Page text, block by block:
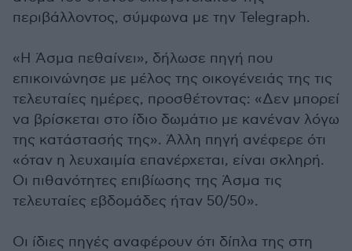
περιβάλλοντος, σύμφωνα με την Telegraph.
«Η Άσμα πεθαίνει», δήλωσε πηγή που
επικοινώνησε με μέλος της οικογένειάς της τις
τελευταίες ημέρες, προσθέτοντας: «Δεν μπορεί
να βρίσκεται στο ίδιο δωμάτιο με κανέναν λόγω
της κατάστασής της». Άλλη πηγή ανέφερε ότι
«όταν η λευχαιμία επανέρχεται, είναι σκληρή.
Οι πιθανότητες επιβίωσης της Άσμα τις
τελευταίες εβδομάδες ήταν 50/50».
Οι ίδιες πηγές αναφέρουν ότι δίπλα της στη